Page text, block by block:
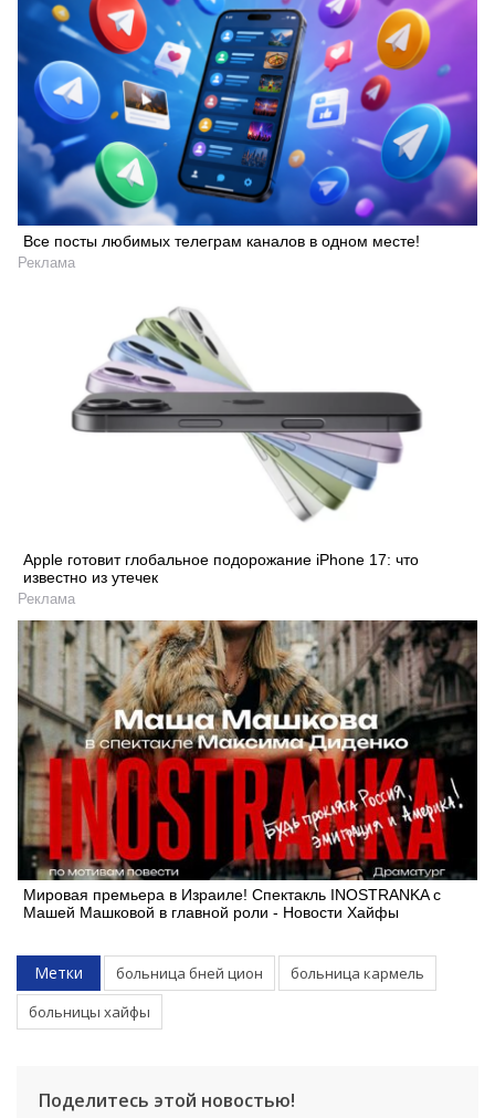
Все посты любимых телеграм каналов в одном месте!
Реклама
Apple готовит глобальное подорожание iPhone 17: что
известно из утечек
Реклама
Мировая премьера в Израиле! Спектакль INOSTRANKA с
Машей Машковой в главной роли - Новости Хайфы
Метки больница бней цион
больница кармель
больницы хайфы
Поделитесь этой новостью!